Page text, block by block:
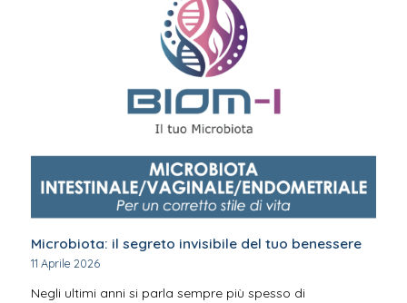
Microbiota: il segreto invisibile del tuo benessere
11 Aprile 2026
Negli ultimi anni si parla sempre più spesso di